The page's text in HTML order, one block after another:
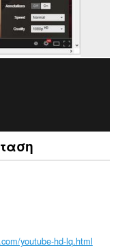
youtube-hd-lq.html